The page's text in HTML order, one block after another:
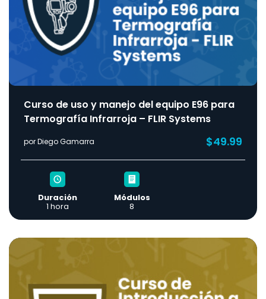
Curso de uso y manejo del equipo E96 para
Termografía Infrarroja – FLIR Systems
por Diego Gamarra $49.99
Duración
1 hora
Módulos
8